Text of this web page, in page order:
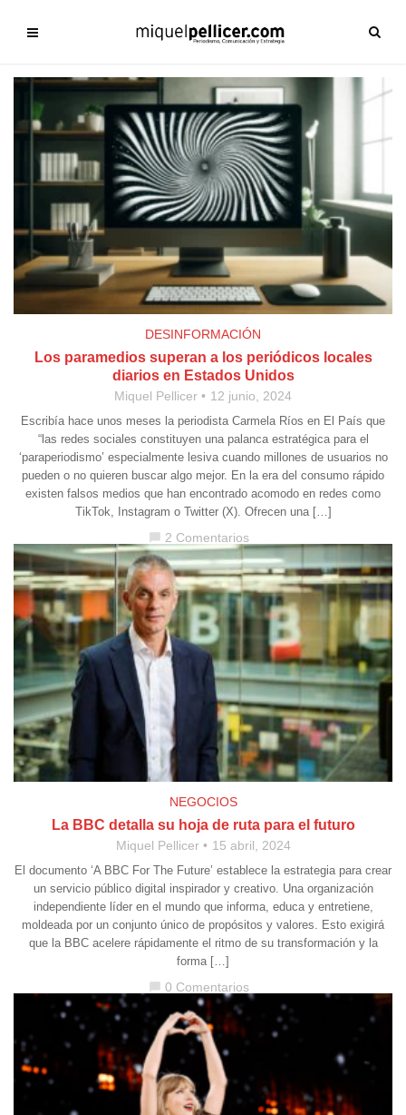
DESINFORMACIÓN
Los paramedios superan a los periódicos locales
diarios en Estados Unidos
Miquel Pellicer 12 junio, 2024
Escribía hace unos meses la periodista Carmela Ríos en El País que
“las redes sociales constituyen una palanca estratégica para el
‘paraperiodismo’ especialmente lesiva cuando millones de usuarios no
pueden o no quieren buscar algo mejor. En la era del consumo rápido
existen falsos medios que han encontrado acomodo en redes como
TikTok, Instagram o Twitter (X). Ofrecen una […]
chat_bubble 2 Comentarios
NEGOCIOS
La BBC detalla su hoja de ruta para el futuro
Miquel Pellicer 15 abril, 2024
El documento ‘A BBC For The Future’ establece la estrategia para crear
un servicio público digital inspirador y creativo. Una organización
independiente líder en el mundo que informa, educa y entretiene,
moldeada por un conjunto único de propósitos y valores. Esto exigirá
que la BBC acelere rápidamente el ritmo de su transformación y la
forma […]
0 Comentarios